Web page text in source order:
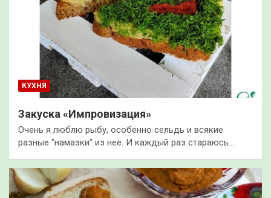
КУХНЯ
Закуска «Импровизация»
Очень я люблю рыбу, особенно сельдь и всякие
разные "намазки" из неё. И каждый раз стараюсь…